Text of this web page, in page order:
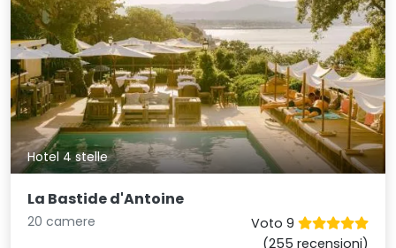
Hotel 4 stelle
La Bastide d'Antoine
20 camere
Voto 9
(255 recensioni)